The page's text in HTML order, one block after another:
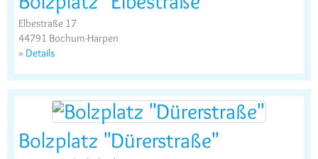
Elbestraße 17
44791 Bochum-Harpen
» Details
Bolzplatz "Dürerstraße"